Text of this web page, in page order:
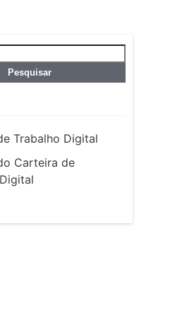
Trabalho Digital
Carteira de